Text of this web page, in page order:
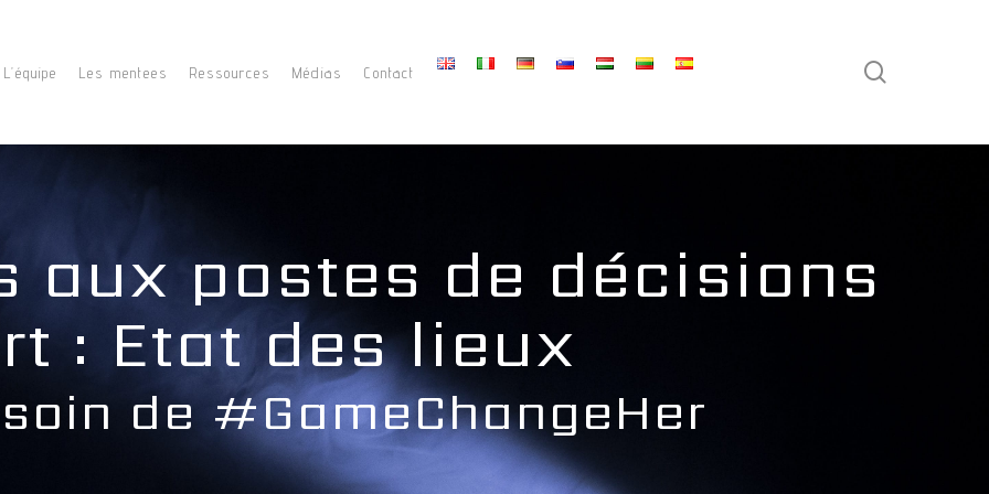
L’équipe Les mentees Ressources Médias Contact
aux postes de décisions
: Etat des lieux
de #GameChangeHer